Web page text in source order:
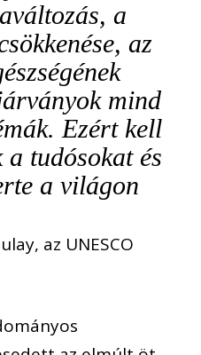
a
az
mind
Ezért kell
tudósokat és
a világon
az UNESCO